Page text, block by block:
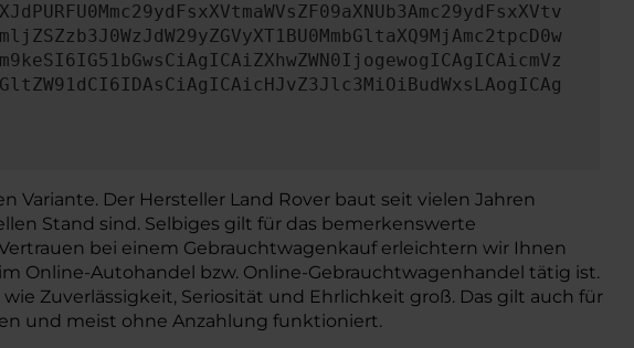
Der Hersteller Land Rover baut seit vielen Jahren
Stand sind. Selbiges gilt für das bemerkenswerte
bei einem Gebrauchtwagenkauf erleichtern wir Ihnen
Online-Autohandel bzw. Online-Gebrauchtwagenhandel tätig ist.
Zuverlässigkeit, Seriosität und Ehrlichkeit groß. Das gilt auch für
und meist ohne Anzahlung funktioniert.